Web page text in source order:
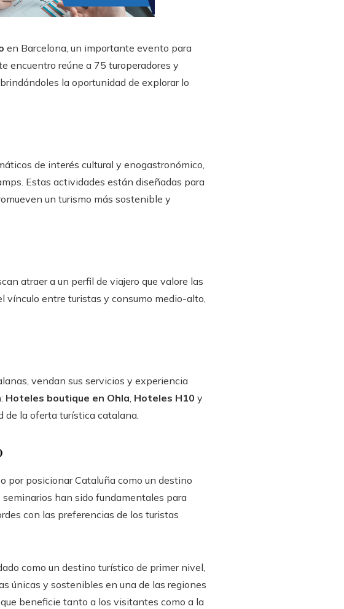
en Barcelona, ​​un importante evento para
encuentro reúne a 75 turoperadores y
la oportunidad de explorar lo
de interés cultural y enogastronómico,
Estas actividades están diseñadas para
un turismo más sostenible y
atraer a un perfil de viajero que valore las
vínculo entre turistas y consumo medio-alto,
vendan sus servicios y experiencia
Hoteles boutique en Ohla, Hoteles H10 y
de la oferta turística catalana.
por posicionar Cataluña como un destino
han sido fundamentales para
con las preferencias de los turistas
como un destino turístico de primer nivel,
únicas y sostenibles en una de las regiones
beneficie tanto a los visitantes como a la